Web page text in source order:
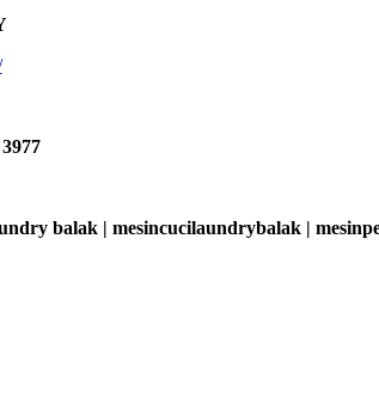
balak | mesincucilaundrybalak |